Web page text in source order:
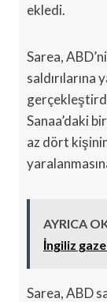
ekledi.
Sarea,
saldırılarına
Sanaa’daki
az dört
AYRICA
İngiliz
Sarea, ABD